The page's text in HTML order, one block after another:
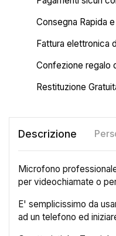
Consegna Rapida
Fattura elettronica
Confezione regalo
Restituzione
Descrizione
Microfono
per videochiamate o
E' semplicissimo da
ad un telefono ed